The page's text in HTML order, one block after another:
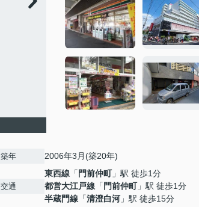
築年 2006年3月(築20年)
交通
東西線 「 門前仲町」駅 徒歩1分
都営大江戸線 「 門前仲町」駅 徒歩1分
半蔵門線 「清澄白河 」駅 徒歩15分